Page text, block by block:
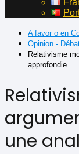
A favor o en
Opinion -
Relativisme
approfondie
une